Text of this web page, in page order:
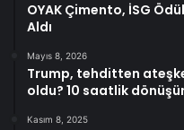
OYAK Çimento, İSG
Aldı
Mayıs 8, 2026
Trump, tehditten
oldu? 10 saatlik
Kasım 8, 2025